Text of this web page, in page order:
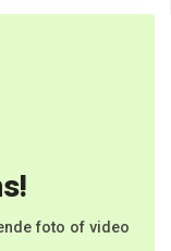
foto of video